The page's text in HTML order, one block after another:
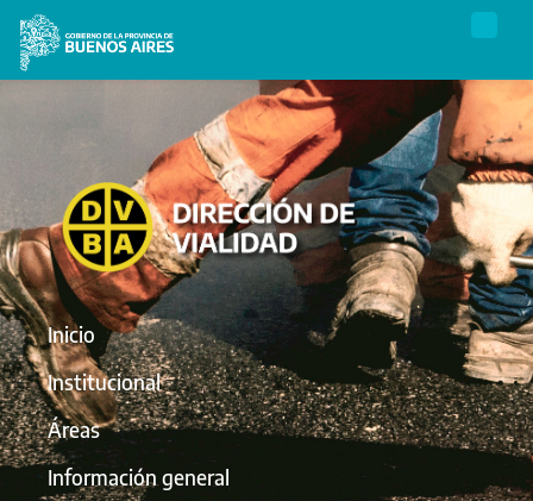
Inicio
Institucional
Áreas
Información general